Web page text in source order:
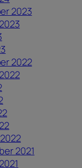
2023
2022
2021